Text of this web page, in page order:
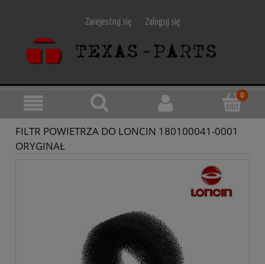
Zarejestruj się Zaloguj się
FILTR POWIETRZA DO LONCIN 180100041-0001
ORYGINAŁ